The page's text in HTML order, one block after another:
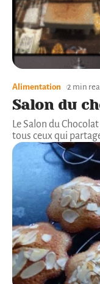
Alimentation 2 min
Salon du
Le Salon du
tous ceux qui